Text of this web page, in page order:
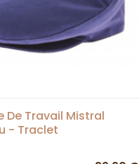
De Travail Mistral
- Traclet